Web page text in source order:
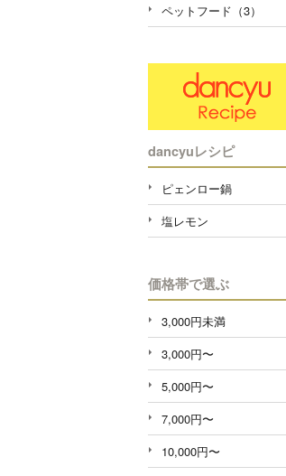
ペットフード（3）
dancyuレシピ
ピェンロー鍋
塩レモン
価格帯で選ぶ
3,000円未満
3,000円〜
5,000円〜
7,000円〜
10,000円〜